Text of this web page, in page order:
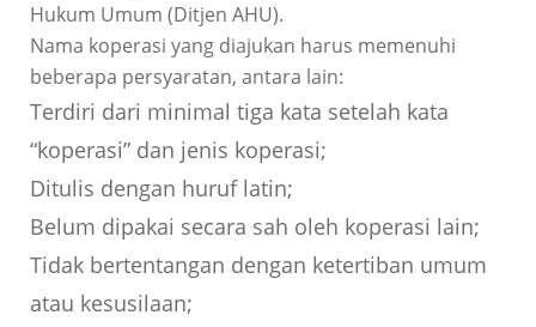
Hukum Umum (Ditjen AHU).
Nama koperasi yang diajukan harus memenuhi
beberapa persyaratan, antara lain:
Terdiri dari minimal tiga kata setelah kata
“koperasi” dan jenis koperasi;
Ditulis dengan huruf latin;
Belum dipakai secara sah oleh koperasi lain;
Tidak bertentangan dengan ketertiban umum
atau kesusilaan;